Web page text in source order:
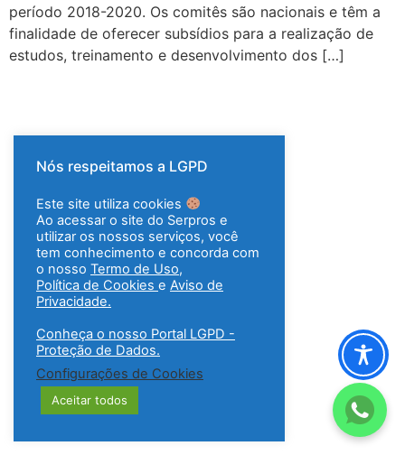
período 2018-2020. Os comitês são nacionais e têm a
finalidade de oferecer subsídios para a realização de
estudos, treinamento e desenvolvimento dos […]
Nós respeitamos a LGPD
Este site utiliza cookies
Ao acessar o site do Serpros e
utilizar os nossos serviços, você
tem conhecimento e concorda com
o nosso Termo de Uso,
Política de Cookies e Aviso de
Privacidade.
Conheça o nosso Portal LGPD -
Proteção de Dados.
Configurações de Cookies
Aceitar todos